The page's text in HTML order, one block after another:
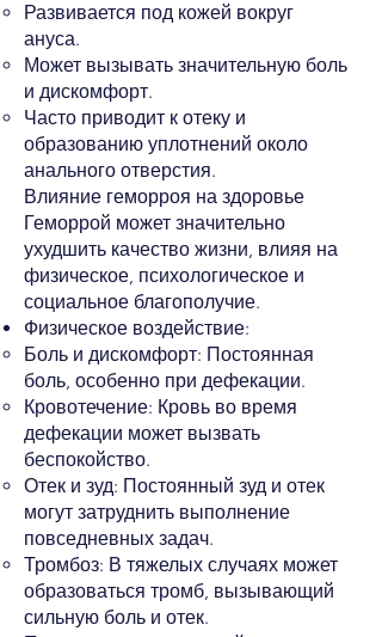
Развивается под кожей вокруг
ануса.
Может вызывать значительную боль
и дискомфорт.
Часто приводит к отеку и
образованию уплотнений около
анального отверстия.
Влияние геморроя на здоровье
Геморрой может значительно
ухудшить качество жизни, влияя на
физическое, психологическое и
социальное благополучие.
Физическое воздействие:
Боль и дискомфорт: Постоянная
боль, особенно при дефекации.
Кровотечение: Кровь во время
дефекации может вызвать
беспокойство.
Отек и зуд: Постоянный зуд и отек
могут затруднить выполнение
повседневных задач.
Тромбоз: В тяжелых случаях может
образоваться тромб, вызывающий
сильную боль и отек.